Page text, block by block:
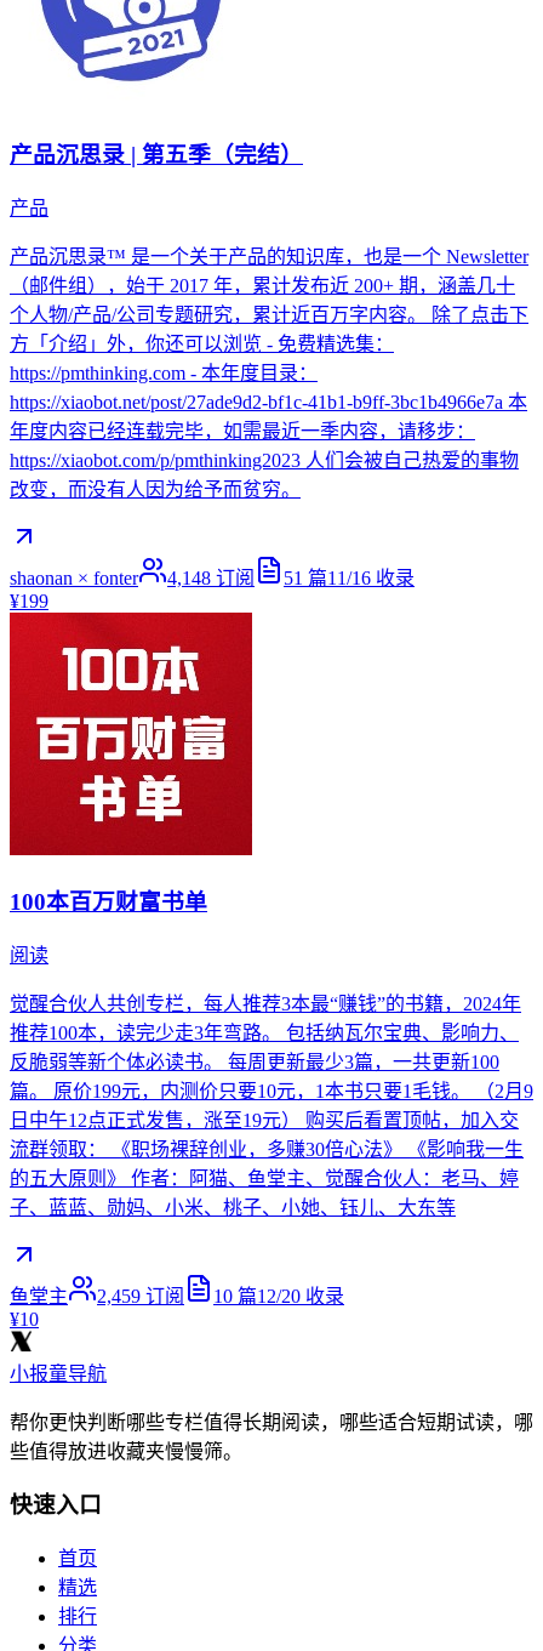
产品沉思录 | 第五季（完结）
产品
产品沉思录™ 是一个关于产品的知识库，也是一个 Newsletter
（邮件组），始于 2017 年，累计发布近 200+ 期，涵盖几十
个人物/产品/公司专题研究，累计近百万字内容。 除了点击下
方「介绍」外，你还可以浏览 - 免费精选集：
https://pmthinking.com - 本年度目录：
https://xiaobot.net/post/27ade9d2-bf1c-41b1-b9ff-3bc1b4966e7a 本
年度内容已经连载完毕，如需最近一季内容，请移步：
https://xiaobot.com/p/pmthinking2023 人们会被自己热爱的事物
改变，而没有人因为给予而贫穷。
shaonan × fonter 4,148 订阅 51 篇11/16 收录
¥199
100本百万财富书单
阅读
觉醒合伙人共创专栏，每人推荐3本最“赚钱”的书籍，2024年
推荐100本，读完少走3年弯路。 包括纳瓦尔宝典、影响力、
反脆弱等新个体必读书。 每周更新最少3篇，一共更新100
篇。 原价199元，内测价只要10元，1本书只要1毛钱。 （2月9
日中午12点正式发售，涨至19元） 购买后看置顶帖，加入交
流群领取： 《职场裸辞创业，多赚30倍心法》 《影响我一生
的五大原则》 作者：阿猫、鱼堂主、觉醒合伙人：老马、婷
子、蓝蓝、勋妈、小米、桃子、小她、钰儿、大东等
鱼堂主 2,459 订阅 10 篇12/20 收录
¥10
小报童导航
帮你更快判断哪些专栏值得长期阅读，哪些适合短期试读，哪
些值得放进收藏夹慢慢筛。
快速入口
首页
精选
排行
分类